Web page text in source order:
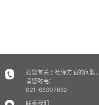
如您有关于社保方面的问题，
请您致电：
021-66307662
联系我们